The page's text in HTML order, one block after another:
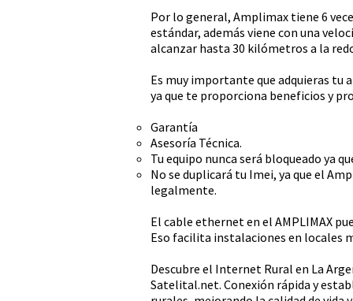
Por lo general, Amplimax tiene 6
estándar, además viene con una
alcanzar hasta 30 kilómetros a la
Es muy importante que adquieras
ya que te proporciona beneficios y
Garantía
Asesoría Técnica.
Tu equipo nunca será bloqueado ya
No se duplicará tu Imei, ya que el
legalmente.
El cable ethernet en el AMPLIMAX
Eso facilita instalaciones en locales
Descubre el Internet Rural en La
Satelital.net. Conexión rápida y